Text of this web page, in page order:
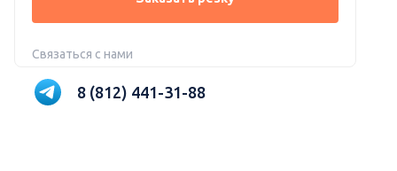
Связаться с нами
8 (812) 441-31-88